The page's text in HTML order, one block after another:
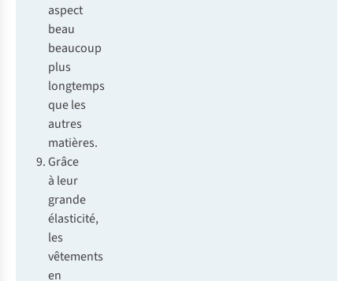
aspect
beau
beaucoup
plus
longtemps
que les
autres
matières.
Grâce
à leur
grande
élasticité,
les
vêtements
en